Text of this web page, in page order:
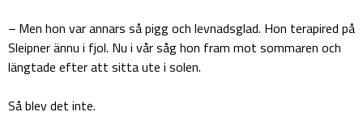
– Men hon var annars så pigg och levnadsglad. Hon terapired på
Sleipner ännu i fjol. Nu i vår såg hon fram mot sommaren och
längtade efter att sitta ute i solen.
Så blev det inte.